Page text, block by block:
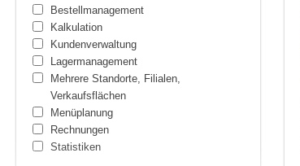
Bestellmanagement
Kalkulation
Kundenverwaltung
Lagermanagement
Mehrere Standorte, Filialen,
Verkaufsflächen
Menüplanung
Rechnungen
Statistiken